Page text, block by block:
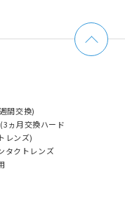
間交換)
ヵ月交換ハード
レンズ)
タクトレンズ